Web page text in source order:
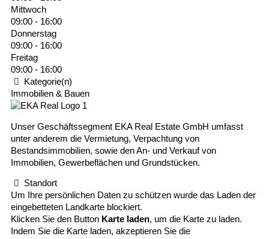
Mittwoch
09:00 - 16:00
Donnerstag
09:00 - 16:00
Freitag
09:00 - 16:00
Kategorie(n)
Immobilien & Bauen
Unser Geschäftssegment EKA Real Estate GmbH umfasst
unter anderem die Vermietung, Verpachtung von
Bestandsimmobilien, sowie den An- und Verkauf von
Immobilien, Gewerbeflächen und Grundstücken.
Standort
Um Ihre persönlichen Daten zu schützen wurde das Laden der
eingebetteten Landkarte blockiert.
Klicken Sie den Button Karte laden, um die Karte zu laden.
Indem Sie die Karte laden, akzeptieren Sie die